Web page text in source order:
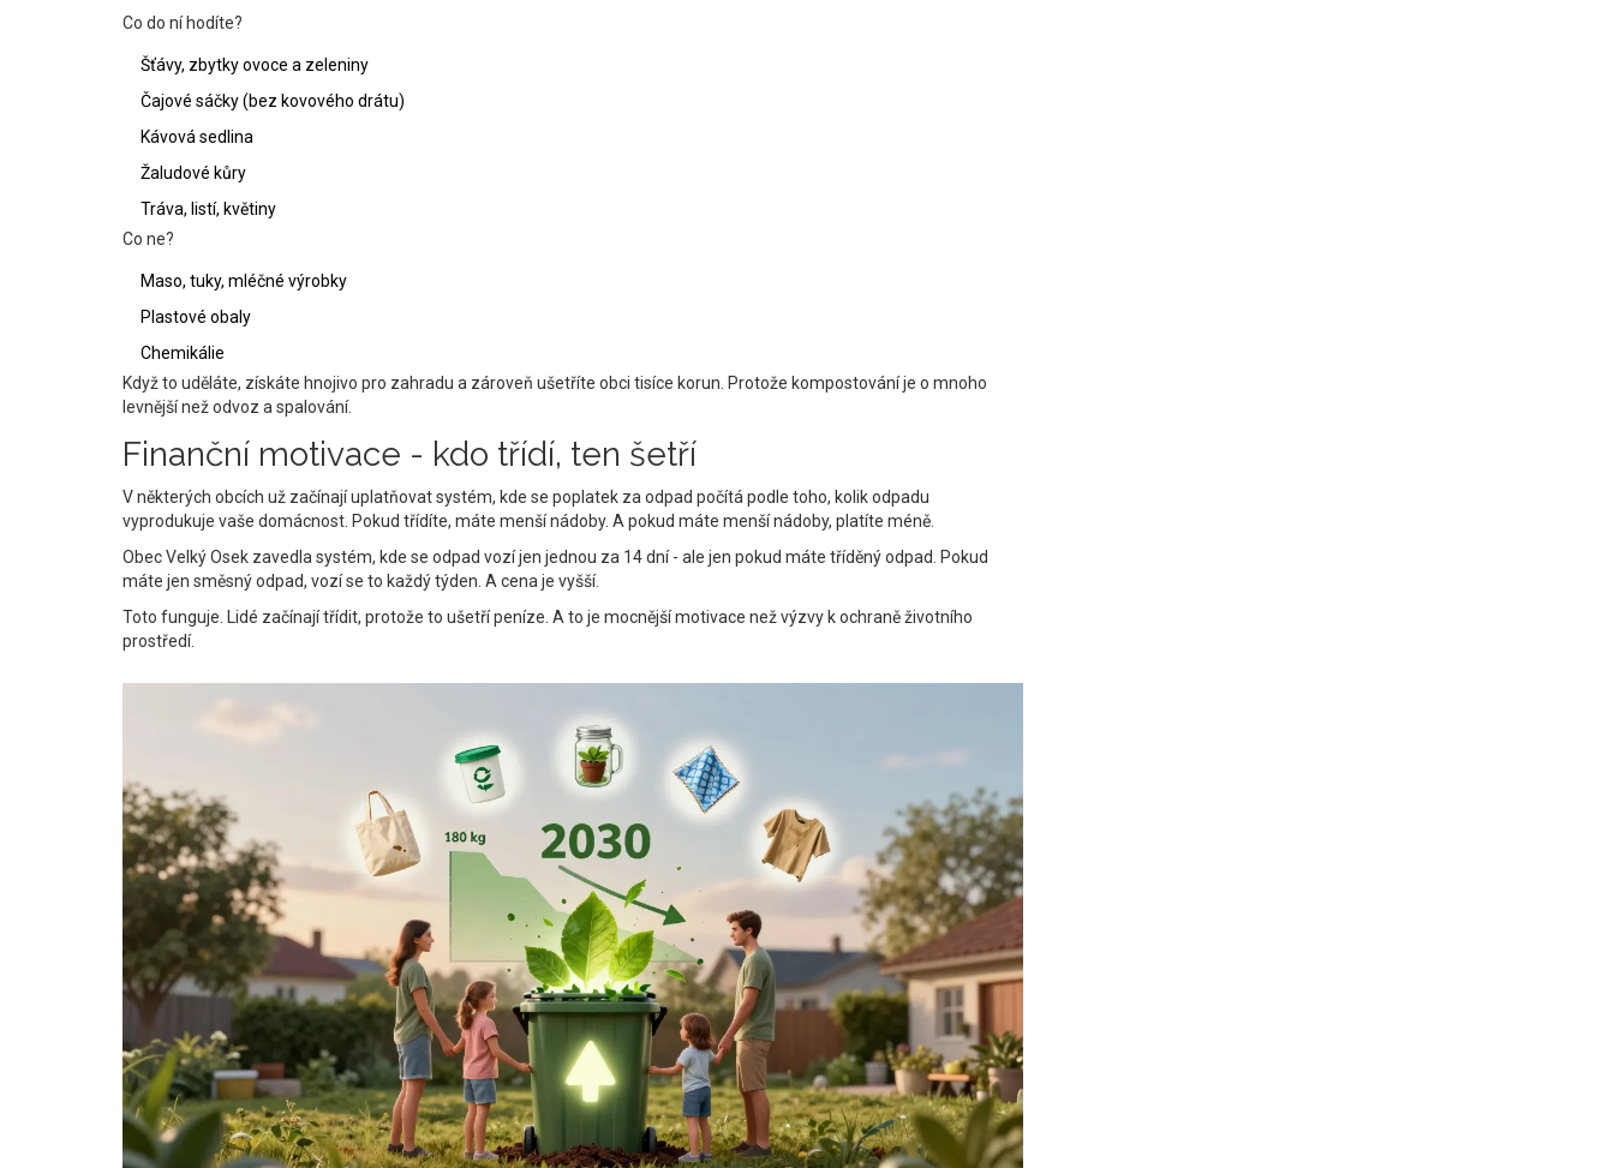
Co do ní hodíte?
Šťávy, zbytky ovoce a zeleniny
Čajové sáčky (bez kovového drátu)
Kávová sedlina
Žaludové kůry
Tráva, listí, květiny
Co ne?
Maso, tuky, mléčné výrobky
Plastové obaly
Chemikálie
Když to uděláte, získáte hnojivo pro zahradu a zároveň ušetříte obci tisíce korun. Protože kompostování je o mnoho
levnější než odvoz a spalování.
Finanční motivace - kdo třídí, ten šetří
V některých obcích už začínají uplatňovat systém, kde se poplatek za odpad počítá podle toho, kolik odpadu
vyprodukuje vaše domácnost. Pokud třídíte, máte menší nádoby. A pokud máte menší nádoby, platíte méně.
Obec Velký Osek zavedla systém, kde se odpad vozí jen jednou za 14 dní - ale jen pokud máte tříděný odpad. Pokud
máte jen směsný odpad, vozí se to každý týden. A cena je vyšší.
Toto funguje. Lidé začínají třídit, protože to ušetří peníze. A to je mocnější motivace než výzvy k ochraně životního
prostředí.